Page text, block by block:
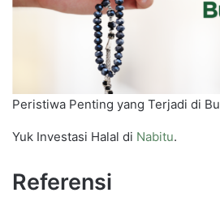
Peristiwa Penting yang Terjadi di
Yuk Investasi Halal di Nabitu.
Referensi